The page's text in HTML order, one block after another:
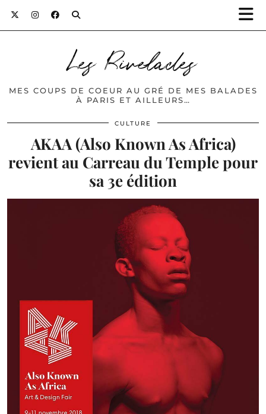
Les Rivelades
MES COUPS DE COEUR AU GRÉ DE MES BALADES
À PARIS ET AILLEURS…
CULTURE
AKAA (Also Known As Africa)
revient au Carreau du Temple pour
sa 3e édition